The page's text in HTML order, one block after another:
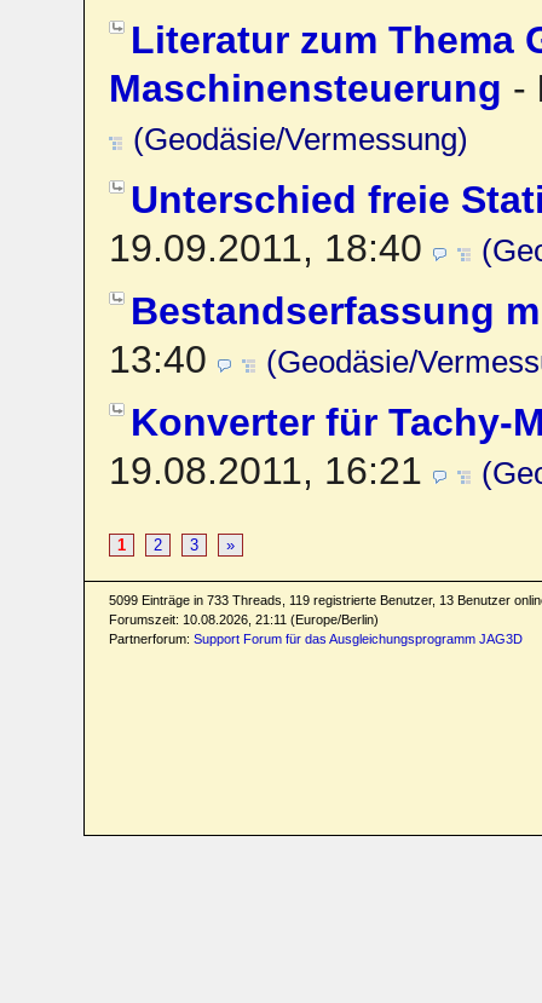
Literatur zum Thema
Maschinensteuerung -
(Geodäsie/Vermessung)
Unterschied freie
19.09.2011, 18:40
Bestandserfassung
13:40
(Geodäsie/
Konverter für Tachy-
19.08.2011, 16:21
1 2 3 »
5099 Einträge in 733 Threads, 119 registrierte Benutzer, 13 Benutzer
Forumszeit: 10.08.2026, 21:11 (Europe/Berlin)
Partnerforum: Support Forum für das Ausgleichungsprogramm JAG3D